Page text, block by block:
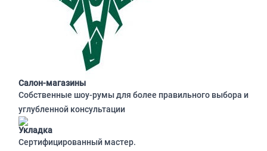
Салон-магазины
Собственные шоу-румы для более правильного выбора и
углубленной консультации
Укладка
Сертифицированный мастер.